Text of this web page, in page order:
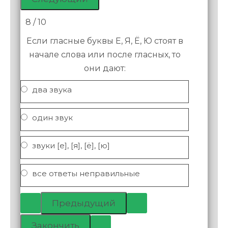
8 / 10
Если гласные буквы Е, Я, Ё, Ю стоят в
начале слова или после гласных, то
они дают:
два звука
один звук
звуки [е], [я], [ё], [ю]
все ответы неправильные